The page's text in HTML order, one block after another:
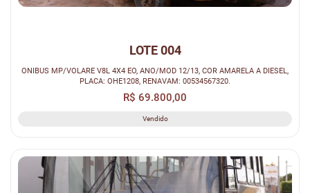
LOTE 004
ONIBUS MP/VOLARE V8L 4X4 EO, ANO/MOD 12/13, COR AMARELA A DIESEL,
PLACA: OHE1208, RENAVAM: 00534567320.
R$ 69.800,00
Vendido